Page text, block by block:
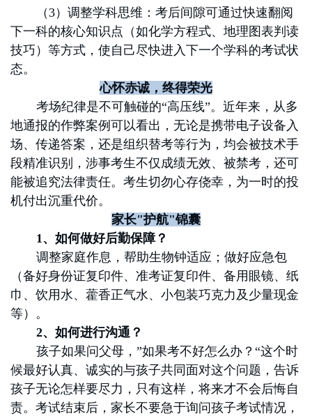
（3）调整学科思维：考后间隙可通过快速翻阅
下一科的核心知识点（如化学方程式、地理图表判读
技巧）等方式，使自己尽快进入下一个学科的考试状
态。
心怀赤诚，终得荣光
考场纪律是不可触碰的“高压线”。近年来，从多
地通报的作弊案例可以看出，无论是携带电子设备入
场、传递答案，还是组织替考等行为，均会被技术手
段精准识别，涉事考生不仅成绩无效、被禁考，还可
能被追究法律责任。考生切勿心存侥幸，为一时的投
机付出沉重代价。
家长"护航"锦囊
1、 如何做好后勤保障？
调整家庭作息，帮助生物钟适应；做好应急包
（备好身份证复印件、准考证复印件、备用眼镜、纸
巾、饮用水、藿香正气水、小包装巧克力及少量现金
等）。
2、 如何进行沟通？
孩子如果问父母，”如果考不好怎么办？“这个时
候最好认真、诚实的与孩子共同面对这个问题，告诉
孩子无论怎样要尽力，只有这样，将来才不会后悔自
责。考试结束后，家长不要急于询问孩子考试情况，